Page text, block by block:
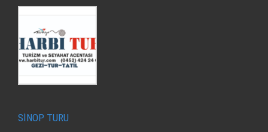
SİNOP TURU